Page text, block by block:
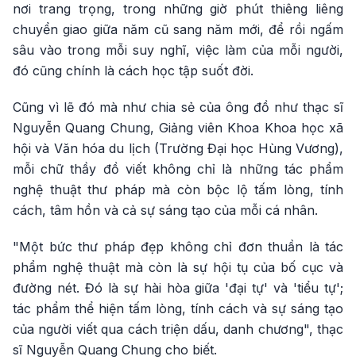
nơi trang trọng, trong những giờ phút thiêng liêng
chuyển giao giữa năm cũ sang năm mới, để rồi ngấm
sâu vào trong mỗi suy nghĩ, việc làm của mỗi người,
đó cũng chính là cách học tập suốt đời.
Cũng vì lẽ đó mà như chia sẻ của ông đồ như thạc sĩ
Nguyễn Quang Chung, Giảng viên Khoa Khoa học xã
hội và Văn hóa du lịch (Trường Đại học Hùng Vương),
mỗi chữ thầy đồ viết không chỉ là những tác phẩm
nghệ thuật thư pháp mà còn bộc lộ tấm lòng, tính
cách, tâm hồn và cả sự sáng tạo của mỗi cá nhân.
"Một bức thư pháp đẹp không chỉ đơn thuần là tác
phẩm nghệ thuật mà còn là sự hội tụ của bố cục và
đường nét. Đó là sự hài hòa giữa 'đại tự' và 'tiểu tự';
tác phẩm thể hiện tấm lòng, tính cách và sự sáng tạo
của người viết qua cách triện dấu, danh chương", thạc
sĩ Nguyễn Quang Chung cho biết.